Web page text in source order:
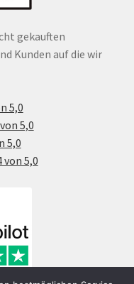
gekauften
Kunden auf die wir
5,0
5,0
5,0
5,0